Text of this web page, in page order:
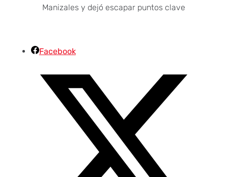
Manizales y dejó escapar puntos clave
Facebook